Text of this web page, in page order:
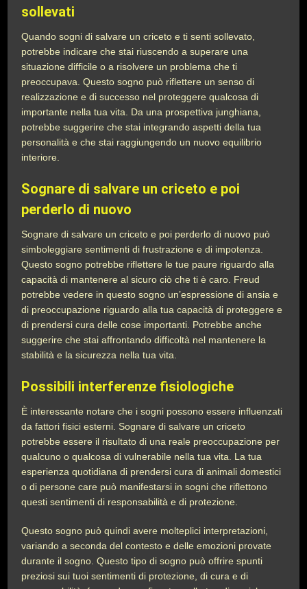
sollevati
Quando sogni di salvare un criceto e ti senti sollevato,
potrebbe indicare che stai riuscendo a superare una
situazione difficile o a risolvere un problema che ti
preoccupava. Questo sogno può riflettere un senso di
realizzazione e di successo nel proteggere qualcosa di
importante nella tua vita. Da una prospettiva junghiana,
potrebbe suggerire che stai integrando aspetti della tua
personalità e che stai raggiungendo un nuovo equilibrio
interiore.
Sognare di salvare un criceto e poi
perderlo di nuovo
Sognare di salvare un criceto e poi perderlo di nuovo può
simboleggiare sentimenti di frustrazione e di impotenza.
Questo sogno potrebbe riflettere le tue paure riguardo alla
capacità di mantenere al sicuro ciò che ti è caro. Freud
potrebbe vedere in questo sogno un’espressione di ansia e
di preoccupazione riguardo alla tua capacità di proteggere e
di prendersi cura delle cose importanti. Potrebbe anche
suggerire che stai affrontando difficoltà nel mantenere la
stabilità e la sicurezza nella tua vita.
Possibili interferenze fisiologiche
È interessante notare che i sogni possono essere influenzati
da fattori fisici esterni. Sognare di salvare un criceto
potrebbe essere il risultato di una reale preoccupazione per
qualcuno o qualcosa di vulnerabile nella tua vita. La tua
esperienza quotidiana di prendersi cura di animali domestici
o di persone care può manifestarsi in sogni che riflettono
questi sentimenti di responsabilità e di protezione.
Questo sogno può quindi avere molteplici interpretazioni,
variando a seconda del contesto e delle emozioni provate
durante il sogno. Questo tipo di sogno può offrire spunti
preziosi sui tuoi sentimenti di protezione, di cura e di